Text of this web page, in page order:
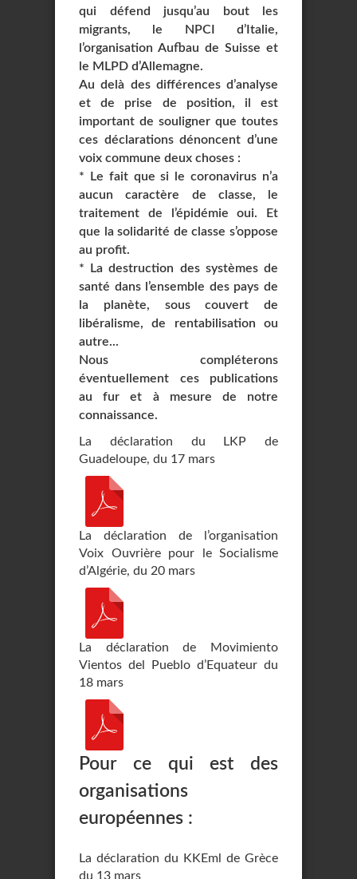
qui défend jusqu’au bout les
migrants, le NPCI d’Italie,
l’organisation Aufbau de Suisse et
le MLPD d’Allemagne.
Au delà des différences d’analyse
et de prise de position, il est
important de souligner que toutes
ces déclarations dénoncent d’une
voix commune deux choses :
* Le fait que si le coronavirus n’a
aucun caractère de classe, le
traitement de l’épidémie oui. Et
que la solidarité de classe s’oppose
au profit.
* La destruction des systèmes de
santé dans l’ensemble des pays de
la planète, sous couvert de
libéralisme, de rentabilisation ou
autre...
Nous compléterons
éventuellement ces publications
au fur et à mesure de notre
connaissance.
La déclaration du LKP de
Guadeloupe, du 17 mars
La déclaration de l’organisation
Voix Ouvrière pour le Socialisme
d’Algérie, du 20 mars
La déclaration de Movimiento
Vientos del Pueblo d’Equateur du
18 mars
Pour ce qui est des
organisations
européennes :
La déclaration du KKEml de Grèce
du 13 mars